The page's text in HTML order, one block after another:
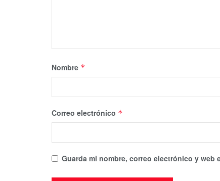
Nombre *
Correo electrónico *
Guarda mi nombre, correo electrónico y web